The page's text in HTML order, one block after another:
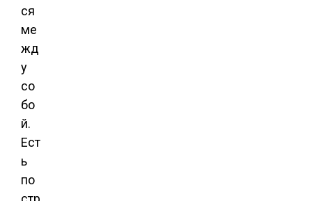
ся
ме
жд
у
со
бо
й.
Ест
ь
по